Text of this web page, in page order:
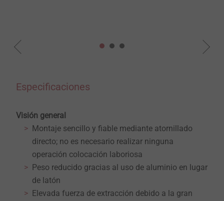
Especificaciones
Visión general
Montaje sencillo y fiable mediante atornillado
directo; no es necesario realizar ninguna
operación colocación laboriosa
Peso reducido gracias al uso de aluminio en lugar
de latón
Elevada fuerza de extracción debido a la gran